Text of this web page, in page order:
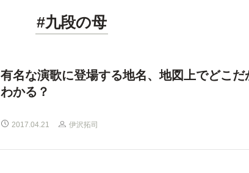
#九段の母
有名な演歌に登場する地名、地図上でどこだ
わかる？
2017.04.21 伊沢拓司